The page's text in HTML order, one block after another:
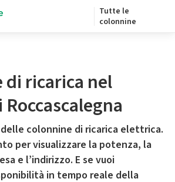
Tutte le
colonnine
di ricarica nel
delle colonnine di ricarica elettrica.
per visualizzare la potenza, la
e l’indirizzo. E se vuoi
in tempo reale della